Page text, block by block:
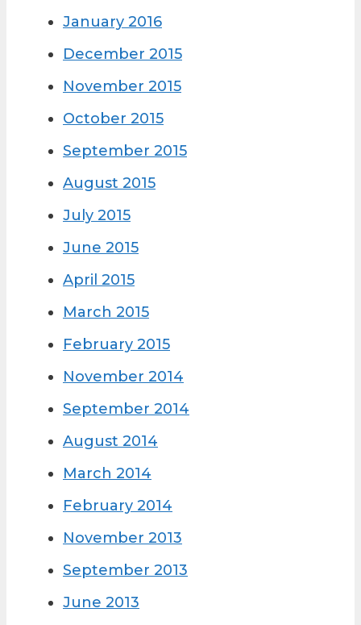
January 2016
December 2015
November 2015
October 2015
September 2015
August 2015
July 2015
June 2015
April 2015
March 2015
February 2015
November 2014
September 2014
August 2014
March 2014
February 2014
November 2013
September 2013
June 2013